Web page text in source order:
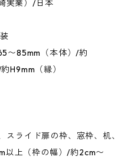
実業）/日本
〜85mm（本体）/約
H9mm（縁）
スライド扉の枠、窓枠、机、
以上（枠の幅）/約2cm〜